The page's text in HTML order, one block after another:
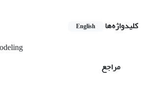
کلیدواژه‌ها English
مراجع